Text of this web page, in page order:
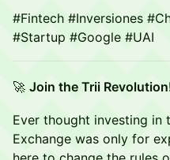
#Fintech #Inversiones
#Startup #Google #UAI
🚀 Join the Trii
Ever thought investing in
Exchange was only for